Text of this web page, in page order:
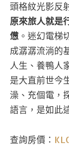
頭格紋光影反
原來旅人就是
憊 。迷幻電梯
成潺潺流淌的
人生、養鴨人
是大直前世今
澡、充個電，
語言，是如此
查詢房價：